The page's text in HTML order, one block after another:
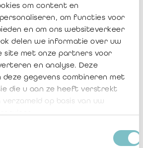
om content en
om functies voor
en om ons websiteverkeer
delen we informatie over uw
site met onze partners voor
en analyse. Deze
gegevens combineren met
die u aan ze heeft verstrekt
op basis van uw
4973
31 December 2024 -